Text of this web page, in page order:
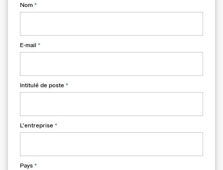
Nom *
E-mail *
Intitulé de poste *
L’entreprise *
Pays *